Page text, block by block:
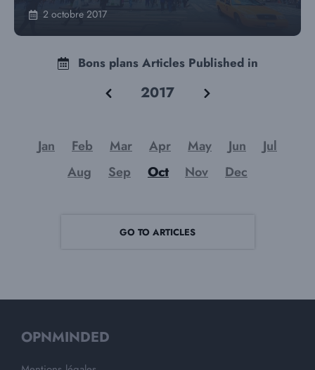
2 octobre 2017
Bons plans Articles Published in
2017
Jan Feb Mar Apr May Jun
Jul
Aug
Sep Oct Nov Dec
GO TO ARTICLES
OPNMINDED